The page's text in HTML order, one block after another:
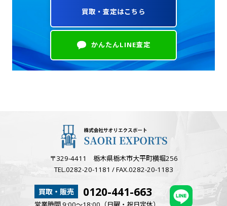
買取・査定はこちら
かんたんLINE査定
〒329-4411 栃木県栃木市大平町横堀256
TEL.0282-20-1181 / FAX.0282-20-1183
買取・販売 0120-441-663